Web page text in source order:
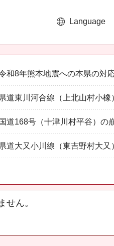
Language
和8年熊本地震への本県の対
道東川河合線（上北山村小
国道168号（十津川村平谷）の
道大又小川線（東吉野村大
せん。